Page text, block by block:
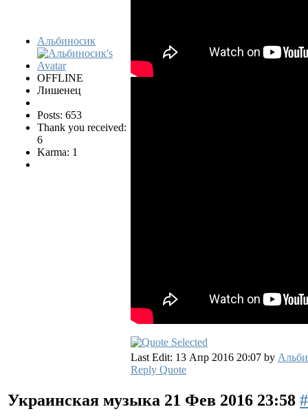
Альбиносик
OFFLINE
Лишенец
Posts: 653
Thank you received:
6
Karma: 1
Last Edit: 13 Апр 2016 20:07 by
Reply Quote
Украинская музыка 21 Фев 2016 23:58